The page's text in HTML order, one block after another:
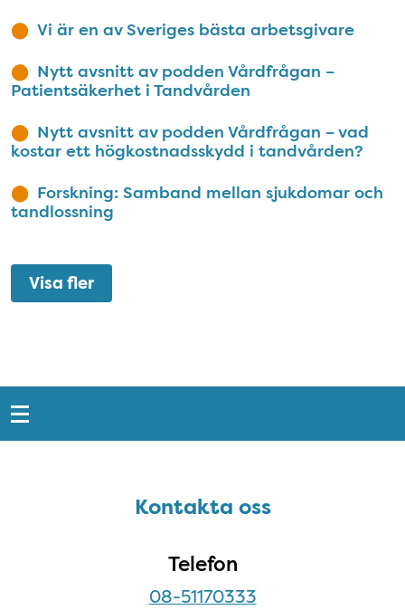
Vi är en av Sveriges bästa arbetsgivare
Nytt avsnitt av podden Vårdfrågan –
Patientsäkerhet i Tandvården
Nytt avsnitt av podden Vårdfrågan – vad
kostar ett högkostnadsskydd i tandvården?
Forskning: Samband mellan sjukdomar och
tandlossning
Visa fler
Snabblänkar
Kontakta ossKontakta oss
Telefon
08-51170333